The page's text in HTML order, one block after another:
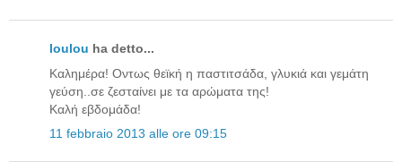
loulou ha detto...
Καλημέρα! Οντως θεϊκή η παστιτσάδα, γλυκιά και γεμάτη
γεύση..σε ζεσταίνει με τα αρώματα της!
Καλή εβδομάδα!
11 febbraio 2013 alle ore 09:15